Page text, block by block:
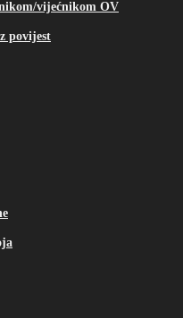
vijećnikom OV
povijest